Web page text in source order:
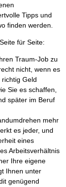
Tipps und
finden werden.
für Seite:
Traum-Job zu
nicht, wenn es
Geld
Sie es schaffen,
später im Beruf
mehr
es jeder, und
eines
Arbeitsverhältnis
Ihre eigene
Ihnen unter
genügend